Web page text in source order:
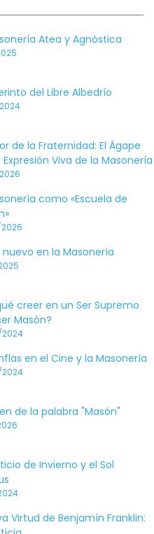
Atea y Agnóstica
del Libre Albedrío
de la Fraternidad: El Ágape
Viva de la Masonería
como «Escuela de
nuevo en la Masonería
creer en un Ser Supremo
Masón?
en el Cine y la Masonería
de la palabra "Masón"
de Invierno y el Sol
Virtud de Benjamín Franklin: